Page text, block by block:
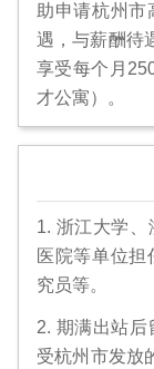
助申请杭州
遇，与薪酬待
享受每个月
才公寓）。
1. 浙江大学
医院等单位
究员等。
2. 期满出站
受杭州市发放